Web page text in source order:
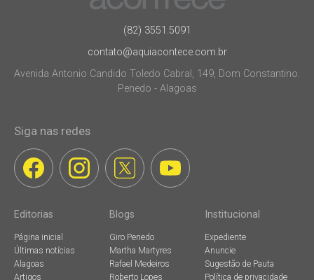
(82) 3551.5091
contato@aquiacontece.com.br
Avenida Antonio Candido Toledo Cabral, 149, Dom Constantino.
Penedo - Alagoas
Siga nas redes
Editorias
Página inicial
Últimas notícias
Alagoas
Artigos
Blogs
Giro Penedo
Martha Martyres
Rafael Medeiros
Roberto Lopes
Institucional
Expediente
Anuncie
Sugestão de Pauta
Política de privacidade